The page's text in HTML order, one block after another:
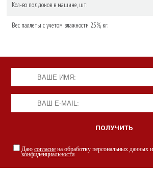
Кол-во поддонов в машине, шт:
Вес паллеты с учетом влажности 25%, кг:
Даю согласие на обработку персональных данных и
конфиденциальности